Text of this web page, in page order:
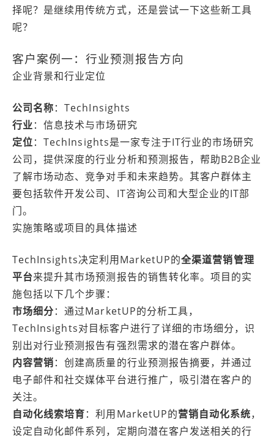
择呢？是继续用传统方式，还是尝试一下这些新工具
呢？
客户案例一：行业预测报告方向
企业背景和行业定位
公司名称：TechInsights
行业：信息技术与市场研究
定位：TechInsights是一家专注于IT行业的市场研究
公司，提供深度的行业分析和预测报告，帮助B2B企业
了解市场动态、竞争对手和未来趋势。其客户群体主
要包括软件开发公司、IT咨询公司和大型企业的IT部
门。
实施策略或项目的具体描述
TechInsights决定利用MarketUP的全渠道营销管理
平台来提升其市场预测报告的销售转化率。项目的实
施包括以下几个步骤：
市场细分：通过MarketUP的分析工具，
TechInsights对目标客户进行了详细的市场细分，识
别出对行业预测报告有强烈需求的潜在客户群体。
内容营销：创建高质量的行业预测报告摘要，并通过
电子邮件和社交媒体平台进行推广，吸引潜在客户的
关注。
自动化线索培育：利用MarketUP的营销自动化系统，
设定自动化邮件系列，定期向潜在客户发送相关的行